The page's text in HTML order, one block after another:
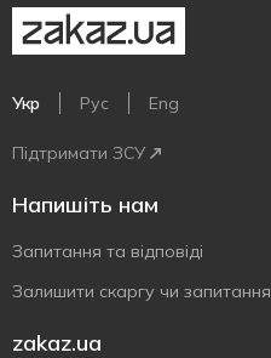
Укр Рус Eng
Підтримати ЗСУ
Напишіть нам
Запитання та відповіді
Залишити скаргу чи запитання
zakaz.ua